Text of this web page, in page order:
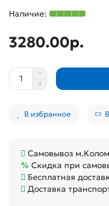
3280.00р.
В избранное
Самовывоз
Скидка при
Бесплатная
Доставка